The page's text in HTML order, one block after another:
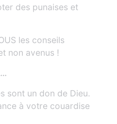
des punaises et
les conseils
non avenus !
sont un don de Dieu.
à votre couardise